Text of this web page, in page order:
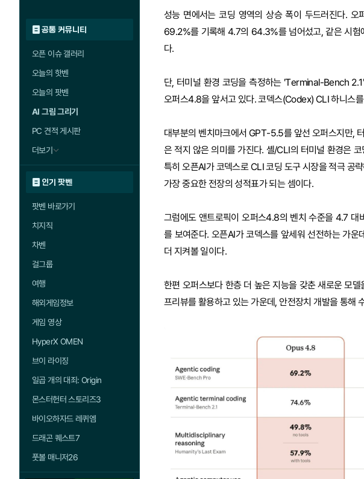
공통 커뮤니티
오픈 이슈 갤러리
오늘의 핫벤
오늘의 팟벤
AI 그림 그리기
PC 견적 게시판
더보기
인기 팟벤
팟벤 바로가기
치지직
차벤
걸그룹
여행
해외게임정보
게임 영상
HyperX OMEN
브이 라이징
일곱 개의 대죄: Origin
몬스터헌터 스토리즈3
바이오하자드 레퀴엠
드래곤 퀘스트7
풋볼 매니저26
성능 면에서는 코딩 영역의 상승 폭이 두드러진다.
69.2%를 기록해 4.7의 64.3%를 넘어섰고, 같은 시
다.
단, 터미널 환경 코딩을 측정하는 'Terminal-Bench
오퍼스4.8을 앞서고 있다. 코덱스(Codex) CLI 하니스
대부분의 벤치마크에서 GPT-5.5를 앞선 오퍼스지만,
은 적지 않은 의미를 가진다. 셸/CLI의 터미널 환경은
특히 오픈AI가 코덱스로 CLI 코딩 도구 시장을 적극 공
가장 중요한 전장의 성적표가 되는 셈이다.
그럼에도 앤트로픽이 오퍼스4.8의 벤치 수준을 4.7 대
를 보여준다. 오픈AI가 코덱스를 앞세워 선전하는 가
더 지켜볼 일이다.
한편 오퍼스보다 한층 더 높은 지능을 갖춘 새로운 모
프리뷰를 활용하고 있는 가운데, 안전장치 개발을 통해